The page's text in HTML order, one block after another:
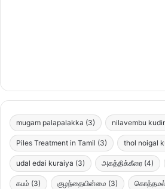
mugam palapalakka (3) nilavembu
Piles Treatment in Tamil (3) thol noigal
udal edai kuraiya (3) அகத்திக்கீரை (4)
கபம் (3) குழந்தையின்மை (3)